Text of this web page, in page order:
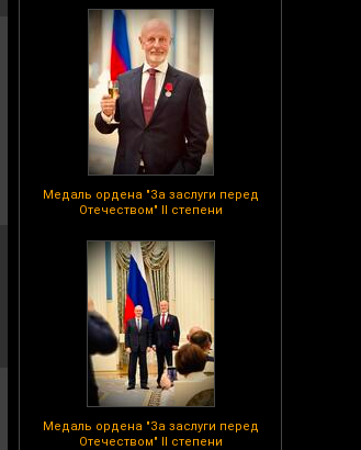
Медаль ордена "За заслуги перед
Отечеством" II степени
Медаль ордена "За заслуги перед
Отечеством" II степени